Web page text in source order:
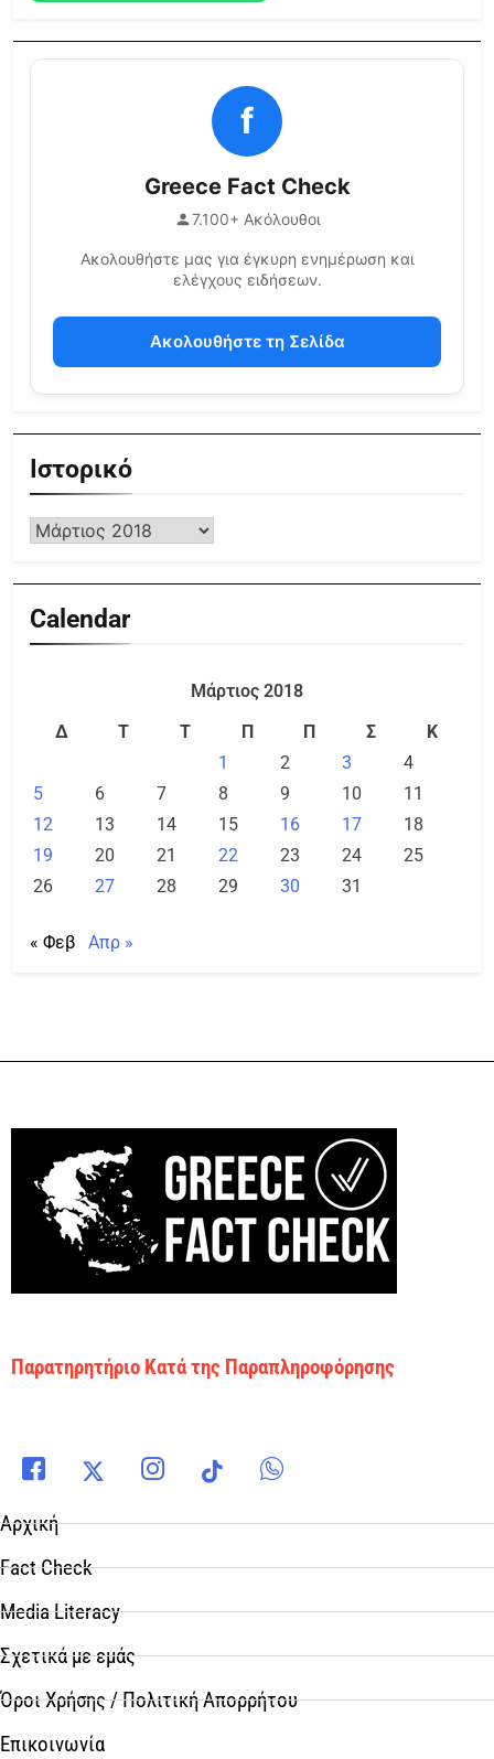
f
Greece Fact Check
7.100+ Ακόλουθοι
Ακολουθήστε μας για έγκυρη ενημέρωση και
ελέγχους ειδήσεων.
Ακολουθήστε τη Σελίδα
Ιστορικό
Calendar
Μάρτιος 2018
Δ
Τ Τ Π Π Σ
Κ
1
2 3
4
5
6 7 8 9 10
11
12
13 14 15 16 17
18
19
20 21 22 23 24
25
26
27 28 29 30 31
« Φεβ Απρ »
Παρατηρητήριο Κατά της Παραπληροφόρησης
Αρχική
Fact Check
Media Literacy
Σχετικά με εμάς
Όροι Χρήσης / Πολιτική Απορρήτου
Επικοινωνία